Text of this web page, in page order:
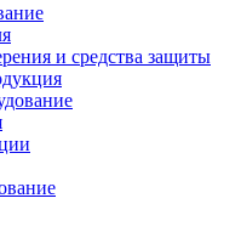
и средства защиты